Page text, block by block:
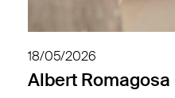
Albert Romagosa
18/05/2026